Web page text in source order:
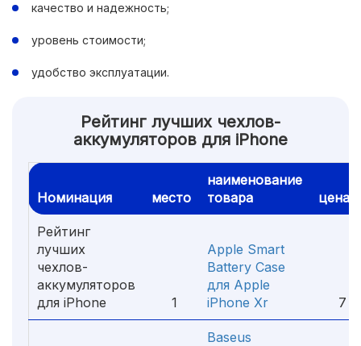
качество и надежность;
уровень стоимости;
удобство эксплуатации.
Рейтинг лучших чехлов-
аккумуляторов для iPhone
Номинация место
наименование
товара
цена
Рейтинг
лучших
чехлов-
аккумуляторов
для iPhone
1
Apple Smart
Battery Case
для Apple
iPhone Xr
7
Baseus